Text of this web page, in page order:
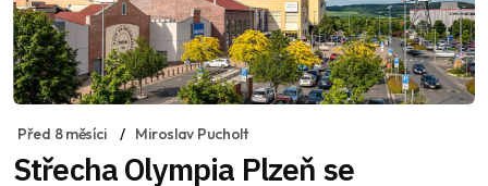
Před 8 měsíci Miroslav Pucholt
Střecha Olympia Plzeň se